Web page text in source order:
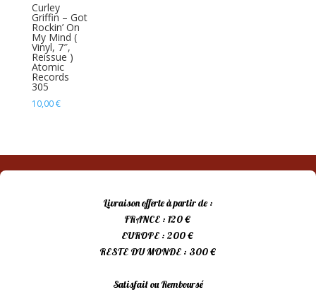
Curley
Griffin – Got
Rockin’ On
My Mind (
Vinyl, 7″,
Reissue )
Atomic
Records
305
10,00€
Livraison offerte à partir de :
FRANCE : 120 €
EUROPE : 200 €
RESTE DU MONDE : 300 €
Satisfait ou Remboursé